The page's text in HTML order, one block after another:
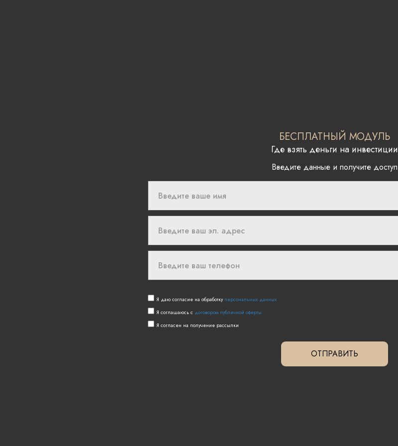
БЕСПЛАТНЫЙ МОДУЛЬ
Где взять деньги на инвестиции
Введите данные и получите доступ
Я даю согласие на обработку персональных данных
Я соглашаюсь с договором публичной оферты
Я согласен на получение рассылки
ОТПРАВИТЬ